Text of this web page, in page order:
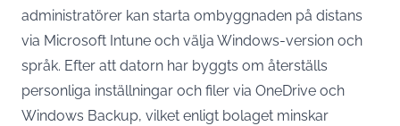
administratörer kan starta ombyggnaden på distans
via Microsoft Intune och välja Windows-version och
språk. Efter att datorn har byggts om återställs
personliga inställningar och filer via OneDrive och
Windows Backup, vilket enligt bolaget minskar